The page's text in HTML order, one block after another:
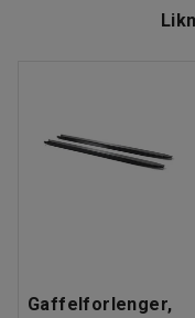
Gaffelforlenger,